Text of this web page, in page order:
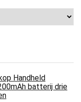
Handheld
batterij drie